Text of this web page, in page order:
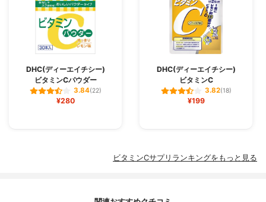
DHC(ディーエイチシー)
ビタミンCパウダー
3.84(22)
¥280
DHC(ディーエイチシー)
ビタミンC
3.82(18)
¥199
ビタミンCサプリランキングをもっと見る